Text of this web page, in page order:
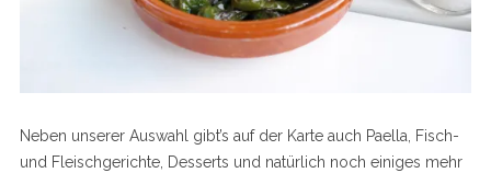
Neben unserer Auswahl gibt’s auf der Karte auch Paella, Fisch-
und Fleischgerichte, Desserts und natürlich noch einiges mehr